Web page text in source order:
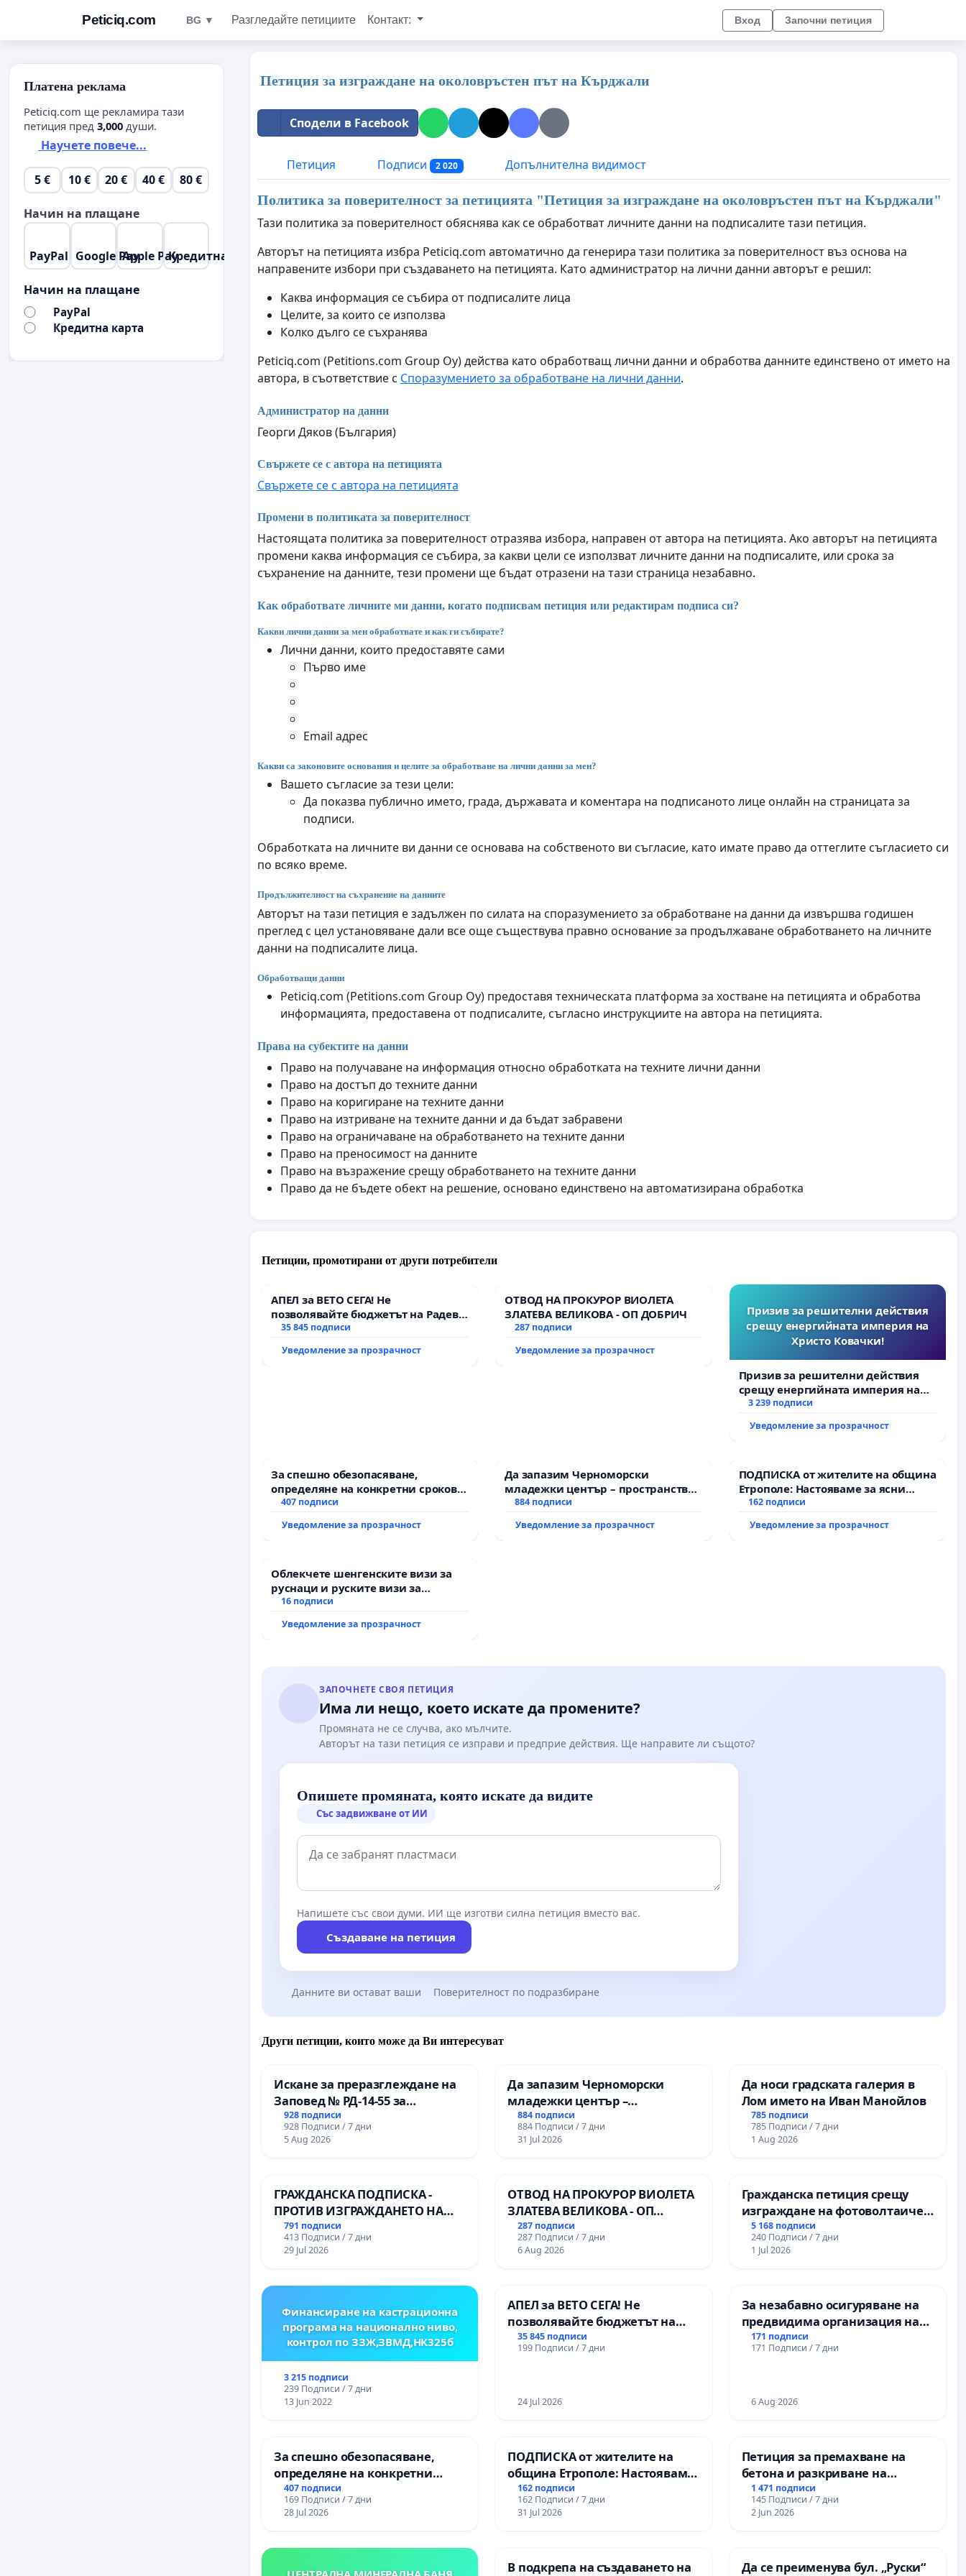
Peticiq.com BG ▼ Разгледайте петициите Контакт: Вход Започни петиция
Петиция за изграждане на околовръстен път на Кърджали
Сподели в Facebook
Петиция Подписи 2 020 Допълнителна видимост
Политика за поверителност за петицията "Петиция за изграждане на околовръстен път на Кърджали"
Тази политика за поверителност обяснява как се обработват личните данни на подписалите тази петиция.
Авторът на петицията избра Peticiq.com автоматично да генерира тази политика за поверителност въз основа на
направените избори при създаването на петицията. Като администратор на лични данни авторът е решил:
Каква информация се събира от подписалите лица
Целите, за които се използва
Колко дълго се съхранява
Peticiq.com (Petitions.com Group Oy) действа като обработващ лични данни и обработва данните единствено от името на
автора, в съответствие с Споразумението за обработване на лични данни.
Администратор на данни
Георги Дяков (България)
Свържете се с автора на петицията
Свържете се с автора на петицията
Промени в политиката за поверителност
Настоящата политика за поверителност отразява избора, направен от автора на петицията. Ако авторът на петицията
промени каква информация се събира, за какви цели се използват личните данни на подписалите, или срока за
съхранение на данните, тези промени ще бъдат отразени на тази страница незабавно.
Как обработвате личните ми данни, когато подписвам петиция или редактирам подписа си?
Какви лични данни за мен обработвате и как ги събирате?
Лични данни, които предоставяте сами
Първо име
Email адрес
Какви са законовите основания и целите за обработване на лични данни за мен?
Вашето съгласие за тези цели:
Да показва публично името, града, държавата и коментара на подписаното лице онлайн на страницата за
подписи.
Обработката на личните ви данни се основава на собственото ви съгласие, като имате право да оттеглите съгласието си
по всяко време.
Продължителност на съхранение на данните
Авторът на тази петиция е задължен по силата на споразумението за обработване на данни да извършва годишен
преглед с цел установяване дали все още съществува правно основание за продължаване обработването на личните
данни на подписалите лица.
Обработващи данни
Peticiq.com (Petitions.com Group Oy) предоставя техническата платформа за хостване на петицията и обработва
информацията, предоставена от подписалите, съгласно инструкциите на автора на петицията.
Права на субектите на данни
Право на получаване на информация относно обработката на техните лични данни
Право на достъп до техните данни
Право на коригиране на техните данни
Право на изтриване на техните данни и да бъдат забравени
Право на ограничаване на обработването на техните данни
Право на преносимост на данните
Право на възражение срещу обработването на техните данни
Право да не бъдете обект на решение, основано единствено на автоматизирана обработка
Петиции, промотирани от други потребители
АПЕЛ за ВЕТО СЕГА! Не
позволявайте бюджетът на Радев
да открадне парите и правата ни в
35 845 подписи
Уведомление за прозрачност
ОТВОД НА ПРОКУРОР ВИОЛЕТА
ЗЛАТЕВА ВЕЛИКОВА - ОП ДОБРИЧ
287 подписи
Уведомление за прозрачност
Призив за решителни действия
срещу енергийната империя на
Христо Ковачки!
Призив за решителни действия
срещу енергийната империя на
Христо Ковачки!
3 239 подписи
Уведомление за прозрачност
За спешно обезопасяване,
определяне на конкретни срокове
и извършване на цялостна
републиканския път между пътен
407 подписи
Уведомление за прозрачност
Да запазим Черноморски
младежки център – пространство
за младите на Варна
884 подписи
Уведомление за прозрачност
ПОДПИСКА от жителите на община
Етрополе: Настояваме за ясни
гаранции от “Елаците-МЕД” АД и от
всички екологични норми!
162 подписи
Уведомление за прозрачност
Облекчете шенгенските визи за
руснаци и руските визи за
българи
16 подписи
Уведомление за прозрачност
ЗАПОЧНЕТЕ СВОЯ ПЕТИЦИЯ
Има ли нещо, което искате да промените?
Промяната не се случва, ако мълчите.
Авторът на тази петиция се изправи и предприе действия. Ще направите ли същото?
Опишете промяната, която искате да видите
Със задвижване от ИИ
Напишете със свои думи. ИИ ще изготви силна петиция вместо вас.
Създаване на петиция
Данните ви остават ваши Поверителност по подразбиране
Други петиции, които може да Ви интересуват
Искане за преразглеждане на
Заповед № РД-14-55 за
вливането на
Професионалната гимназия по
промишлени технологии в
гр. Пазарджик
928 подписи
928 Подписи / 7 дни
5 Aug 2026
Да запазим Черноморски
младежки център –
пространство за младите на
Варна
884 подписи
884 Подписи / 7 дни
31 Jul 2026
Да носи градската галерия в
Лом името на Иван Манойлов
785 подписи
785 Подписи / 7 дни
1 Aug 2026
ГРАЖДАНСКА ПОДПИСКА -
ПРОТИВ ИЗГРАЖДАНЕТО НА
ВЪЖЕНА ЛИНИЯ (ЛИФТ) НА
ТЕРИТОРИЯТА НА ПРИРОДНА
ЗАБЕЛЕЖИТЕЛНОСТ „ХЪЛМ НА
791 подписи
413 Подписи / 7 дни
29 Jul 2026
ОТВОД НА ПРОКУРОР ВИОЛЕТА
ЗЛАТЕВА ВЕЛИКОВА - ОП
ДОБРИЧ
287 подписи
287 Подписи / 7 дни
6 Aug 2026
Гражданска петиция срещу
изграждане на фотоволтаичен
парк в с.Прибой, общ. Радомир
5 168 подписи
240 Подписи / 7 дни
1 Jul 2026
Финансиране на кастрационна
програма на национално ниво,
контрол по ЗЗЖ,ЗВМД,НК325б
3 215 подписи
239 Подписи / 7 дни
13 Jun 2022
АПЕЛ за ВЕТО СЕГА! Не
позволявайте бюджетът на
Радев да открадне парите и
правата ни в тъмното
35 845 подписи
199 Подписи / 7 дни
24 Jul 2026
За незабавно осигуряване на
предвидима организация на
учебния процес и гарантиране
на правото на равнопоставено
Александър I“ и Хуманитарна
171 подписи
171 Подписи / 7 дни
6 Aug 2026
За спешно обезопасяване,
определяне на конкретни
срокове и извършване на
цялостна рехабилитация на
републиканския път между
Момин проход
407 подписи
169 Подписи / 7 дни
28 Jul 2026
ПОДПИСКА от жителите на
община Етрополе: Настояваме
за ясни гаранции от “Елаците-
МЕД” АД и от държавата, че ще
се изпълнят всички
162 подписи
162 Подписи / 7 дни
31 Jul 2026
Петиция за премахване на
бетона и разкриване на
античното сърце на
Могиланската могила във
Враца
1 471 подписи
145 Подписи / 7 дни
2 Jun 2026
В подкрепа на създаването на
Да се преименува бул. „Руски“
Платена реклама
Peticiq.com ще рекламира тази
петиция пред 3,000 души.
Научете повече...
5 € 10 € 20 € 40 € 80 €
Начин на плащане
PayPal Google PayApple PayКредитна карта
Начин на плащане
PayPal
Кредитна карта